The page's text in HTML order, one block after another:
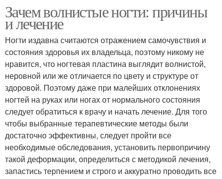
Ноготь на руке Ноготь на ноге
Ногти в клинике Операции на ногтях
Нездоровые ногти
Зачем волнистые ногти: причины
и лечение
Ногти издавна считаются отражением самочувствия и
состояния здоровья их владельца, поэтому никому не
нравится, что ногтевая пластина выглядит волнистой,
неровной или же отличается по цвету и структуре от
здоровой. Поэтому даже при малейших отклонениях
ногтей на руках или ногах от нормального состояния
следует обратиться к врачу и начать лечение. Для того
чтобы выбранные терапевтические методы были
достаточно эффективны, следует пройти все
необходимые обследования, установить первопричину
такой деформации, определиться с методикой лечения,
запастись терпением и строго и аккуратно проводить все